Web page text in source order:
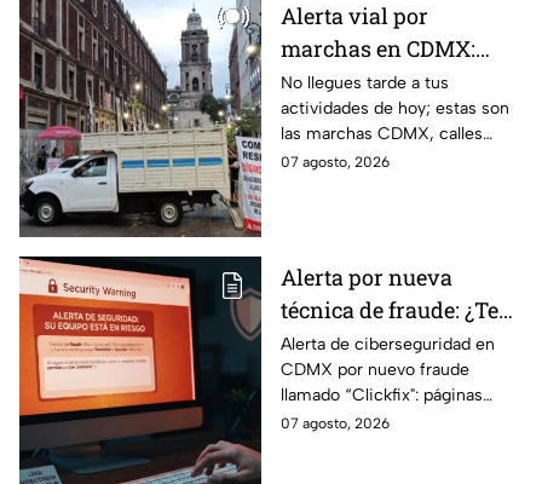
Alerta vial por
marchas en CDMX:
Manifestantes retiran
bloqueo en Canela y Eje
3 Sur, colonia Granjas
México
No llegues tarde a tus
actividades de hoy; estas son
las marchas CDMX, calles
cerradas y bloqueos que
07 agosto, 2026
Alerta por nueva
técnica de fraude: ¿Te
piden copiar códigos
extraños en la PC?
Cuidado, podrías ser
víctima del peligroso
Alerta de ciberseguridad en
CDMX por nuevo fraude
llamado “Clickfix": páginas
falsas que engañan para
07 agosto, 2026